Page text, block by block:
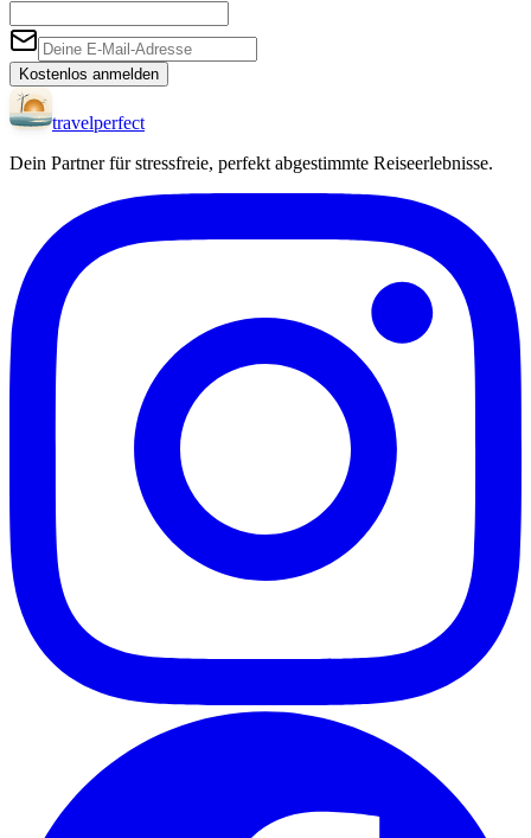
Kostenlos anmelden
travelperfect
Dein Partner für stressfreie, perfekt abgestimmte Reiseerlebnisse.